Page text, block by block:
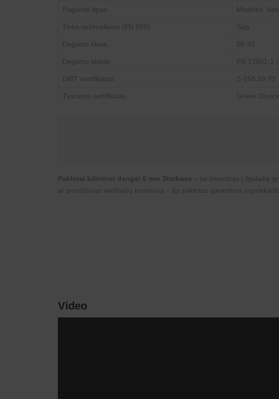
Pagrindo tipas Medinės,
Tinka vežimėliams (EN 985) Taip
Degumo klasė Bfl-S1
Degumo testas EN 13501-1
DIBT sertifikatas Z-158.10-93
Tvarumo sertifikatas Green Choice
Paklotai kiliminei dangai 6 mm Starbase – tai investicija į ilgalaikę
ar prestižinius viešbučių numerius – šis paklotas garantuos
Video